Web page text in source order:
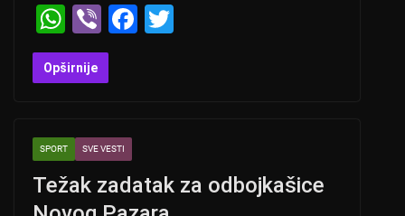
W
h
at
A
p
p
Vi
b
er
F
o
Opširnije
SPORT SVE VESTI
Težak zadatak za odbojkašice